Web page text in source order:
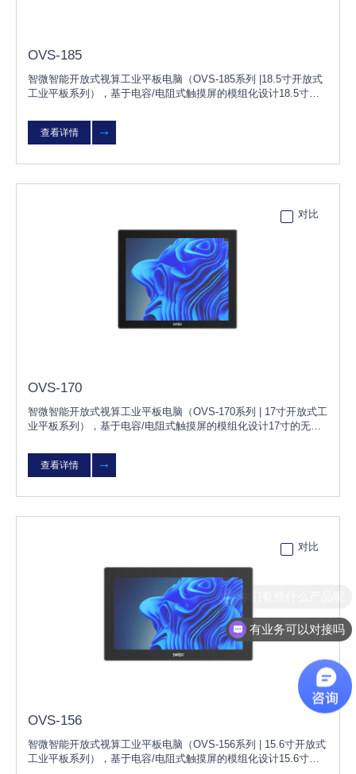
OVS-185
智微智能开放式视算工业平板电脑（OVS-185系列 |18.5寸开放式
工业平板系列），基于电容/电阻式触摸屏的模组化设计18.5寸的
客户需求灵活选择不同配置，无需改变原有设计，更换OVS模块
即可快速升级或维护；产品可广泛用于智能工厂、风电、太阳能光
查看详情
对比
OVS-170
智微智能开放式视算工业平板电脑（OVS-170系列 | 17寸开放式工
业平板系列），基于电容/电阻式触摸屏的模组化设计17寸的无风
需求灵活选择不同配置，无需改变原有设计，更换OVS模块即可
快速升级或维护；产品可广泛用于智能工厂、风电、太阳能光伏、
查看详情
对比
OVS-156
智微智能开放式视算工业平板电脑（OVS-156系列 | 15.6寸开放式
工业平板系列），基于电容/电阻式触摸屏的模组化设计15.6寸的
你们有些什么产品呢
有业务可以对接吗